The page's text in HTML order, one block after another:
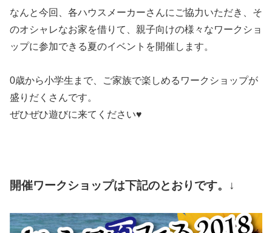
なんと今回、各ハウスメーカーさんにご協力いただき、そ
のオシャレなお家を借りて、親子向けの様々なワークショ
ップに参加できる夏のイベントを開催します。
0歳から小学生まで、ご家族で楽しめるワークショップが
盛りだくさんです。
ぜひぜひ遊びに来てください♥
開催ワークショップは下記のとおりです。↓